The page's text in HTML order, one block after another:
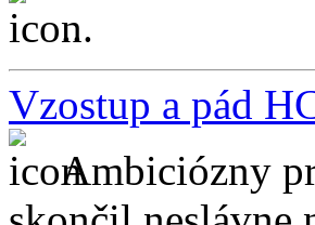
...
Vzostup a pád
Ambiciózny